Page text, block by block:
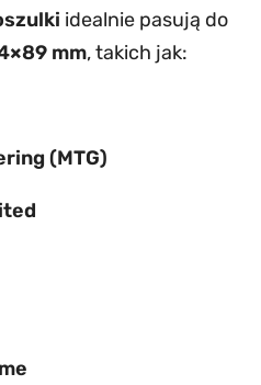
idealnie pasują do
mm, takich jak:
(MTG)